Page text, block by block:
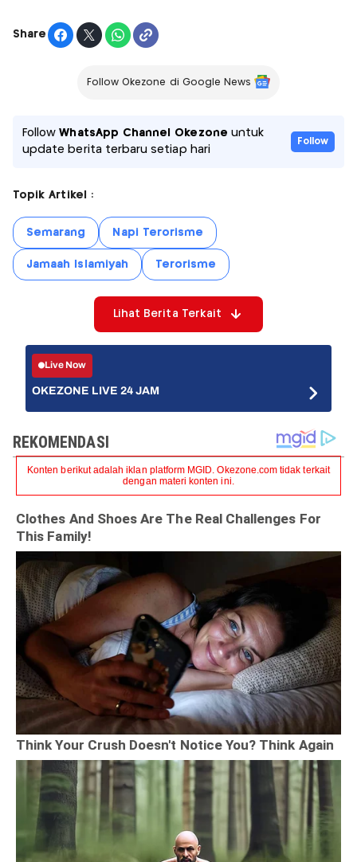
Share
Follow Okezone di Google News
FollowWhatsApp Channel Okezone untuk
update berita terbaru setiap hari
Follow
Topik Artikel :
Semarang Napi Terorisme
Jamaah Islamiyah Terorisme
Lihat Berita Terkait
Live Now
OKEZONE LIVE 24 JAM